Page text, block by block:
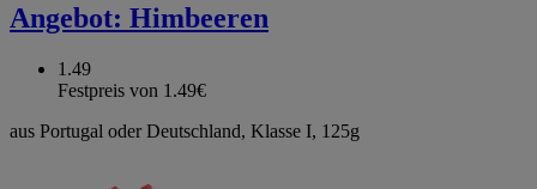
Angebot: Himbeeren
1.49
Festpreis von 1.49€
aus Portugal oder Deutschland, Klasse I, 125g